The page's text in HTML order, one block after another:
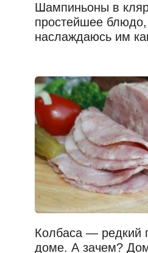
Шампиньоны в
простейшее
наслаждаюсь им
Колбаса — редкий
доме. А зачем?